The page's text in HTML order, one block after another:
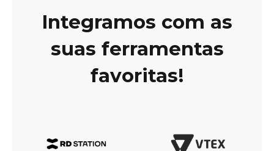
Integramos com as
suas ferramentas
favoritas!